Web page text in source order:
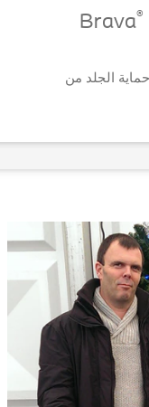
®
الجلد من